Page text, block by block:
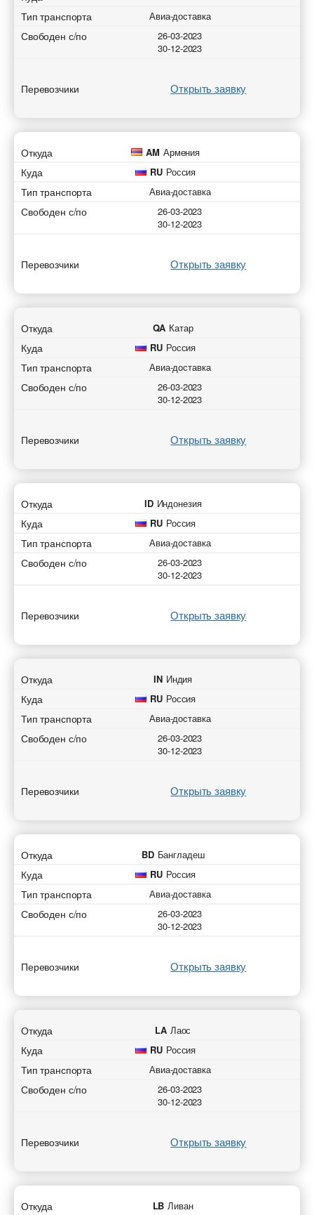
Тип транспорта Авиа-доставка
Свободен с/по
26-03-2023
30-12-2023
Перевозчики Открыть заявку
Откуда AM Армения
Куда RU Россия
Тип транспорта Авиа-доставка
Свободен с/по
26-03-2023
30-12-2023
Перевозчики Открыть заявку
Откуда QA Катар
Куда RU Россия
Тип транспорта Авиа-доставка
Свободен с/по
26-03-2023
30-12-2023
Перевозчики Открыть заявку
Откуда ID Индонезия
Куда RU Россия
Тип транспорта Авиа-доставка
Свободен с/по
26-03-2023
30-12-2023
Перевозчики Открыть заявку
Откуда IN Индия
Куда RU Россия
Тип транспорта Авиа-доставка
Свободен с/по
26-03-2023
30-12-2023
Перевозчики Открыть заявку
Откуда BD Бангладеш
Куда RU Россия
Тип транспорта Авиа-доставка
Свободен с/по
26-03-2023
30-12-2023
Перевозчики Открыть заявку
Откуда LA Лаос
Куда RU Россия
Тип транспорта Авиа-доставка
Свободен с/по
26-03-2023
30-12-2023
Перевозчики Открыть заявку
Откуда LB Ливан